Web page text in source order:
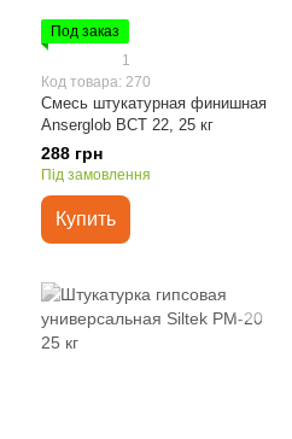
Под заказ
1
Код товара: 270
Смесь штукатурная финишная
Anserglob BCT 22, 25 кг
288 грн
Під замовлення
Купить